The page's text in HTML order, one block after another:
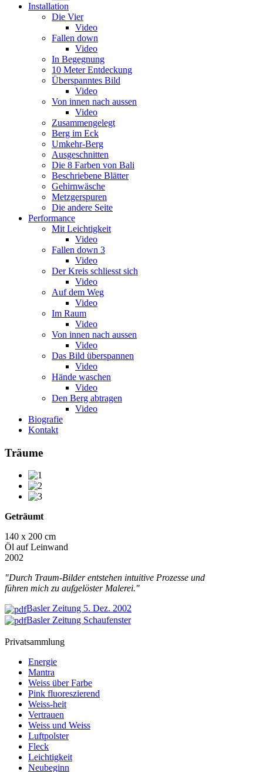
Installation
Die Vier
Video
Fallen down
Video
In Begegnung
10 Meter Entdeckung
Überspanntes Bild
Video
Von innen nach aussen
Video
Zusammengelegt
Berg im Eck
Umkehr-Berg
Ausgeschnitten
Die 8 Farben von Bali
Beschriebene Blätter
Gehirnwäsche
Metzgerspuren
Die andere Seite
Performance
Mit Leichtigkeit
Video
Fallen down 3
Video
Der Kreis schliesst sich
Video
Auf dem Weg
Video
Im Raum
Video
Von innen nach aussen
Video
Das Bild überspannen
Video
Hände waschen
Video
Den Berg abtragen
Video
Biografie
Kontakt
Träume
Geträumt
140 x 200 cm
Öl auf Leinwand
2002
"Durch Traum-Bilder entstehen intuitive Prozesse und
führen mich zu aufgelöster Malerei."
Basler Zeitung 5. Dez. 2002
Basler Zeitung Schaufenster
Privatsammlung
Energie
Mantra
Weiss über Farbe
Pink fluoreszierend
Weiss-heit
Vertrauen
Weiss und Weiss
Luftpolster
Fleck
Leichtigkeit
Neubeginn